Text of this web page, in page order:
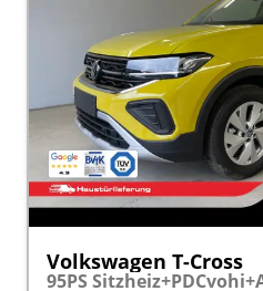
Volkswagen T-Cross